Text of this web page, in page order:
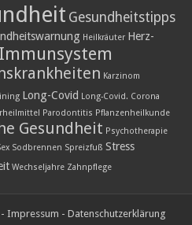
Gesundheitstipps
Heilkräuter Herz-
Immunsystem
Karzinom
Long-Covid Long-Covid. Corona
Parodontitis Pflanzenheilkunde
Gesundheit Psychotherapie
Sodbrennen Spreizfuß Stress
Wechseljahre Zahnpflege
- Impressum - Datenschutzerklärung